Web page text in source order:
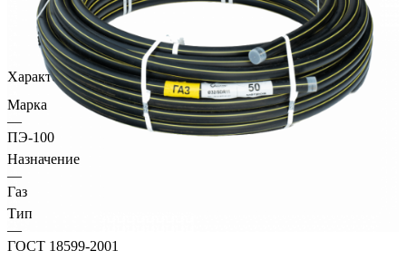
Характеристики
Марка
—
ПЭ-100
Назначение
—
Газ
Тип
—
ГОСТ 18599-2001